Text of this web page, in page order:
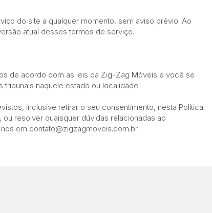
do site a qualquer momento, sem aviso prévio. Ao
atual desses termos de serviço.
de acordo com as leis da Zig-Zag Móveis e você se
naquele estado ou localidade.
inclusive retirar o seu consentimento, nesta Política
resolver quaisquer dúvidas relacionadas ao
em contato@zigzagmoveis.com.br.